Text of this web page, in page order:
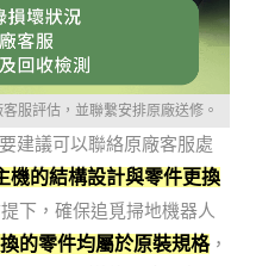
服評估，並聯繫安排原廠送修。
建議可以聯絡原廠客服處
機的結構設計與零件更換
下，確保追覓掃地機器人
的零件均屬於原裝規格，